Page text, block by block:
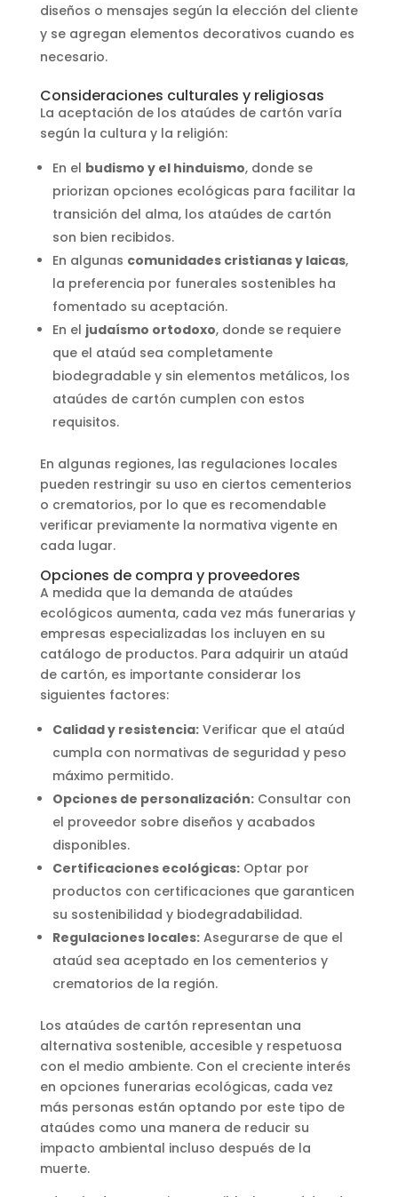
diseños o mensajes según la elección del cliente
y se agregan elementos decorativos cuando es
necesario.
Consideraciones culturales y religiosas
La aceptación de los ataúdes de cartón varía
según la cultura y la religión:
En el budismo y el hinduismo, donde se
priorizan opciones ecológicas para facilitar la
transición del alma, los ataúdes de cartón
son bien recibidos.
En algunas comunidades cristianas y laicas,
la preferencia por funerales sostenibles ha
fomentado su aceptación.
En el judaísmo ortodoxo, donde se requiere
que el ataúd sea completamente
biodegradable y sin elementos metálicos, los
ataúdes de cartón cumplen con estos
requisitos.
En algunas regiones, las regulaciones locales
pueden restringir su uso en ciertos cementerios
o crematorios, por lo que es recomendable
verificar previamente la normativa vigente en
cada lugar.
Opciones de compra y proveedores
A medida que la demanda de ataúdes
ecológicos aumenta, cada vez más funerarias y
empresas especializadas los incluyen en su
catálogo de productos. Para adquirir un ataúd
de cartón, es importante considerar los
siguientes factores:
Calidad y resistencia:Verificar que el ataúd
cumpla con normativas de seguridad y peso
máximo permitido.
Opciones de personalización:Consultar con
el proveedor sobre diseños y acabados
disponibles.
Certificaciones ecológicas:Optar por
productos con certificaciones que garanticen
su sostenibilidad y biodegradabilidad.
Regulaciones locales:Asegurarse de que el
ataúd sea aceptado en los cementerios y
crematorios de la región.
Los ataúdes de cartón representan una
alternativa sostenible, accesible y respetuosa
con el medio ambiente. Con el creciente interés
en opciones funerarias ecológicas, cada vez
más personas están optando por este tipo de
ataúdes como una manera de reducir su
impacto ambiental incluso después de la
muerte.